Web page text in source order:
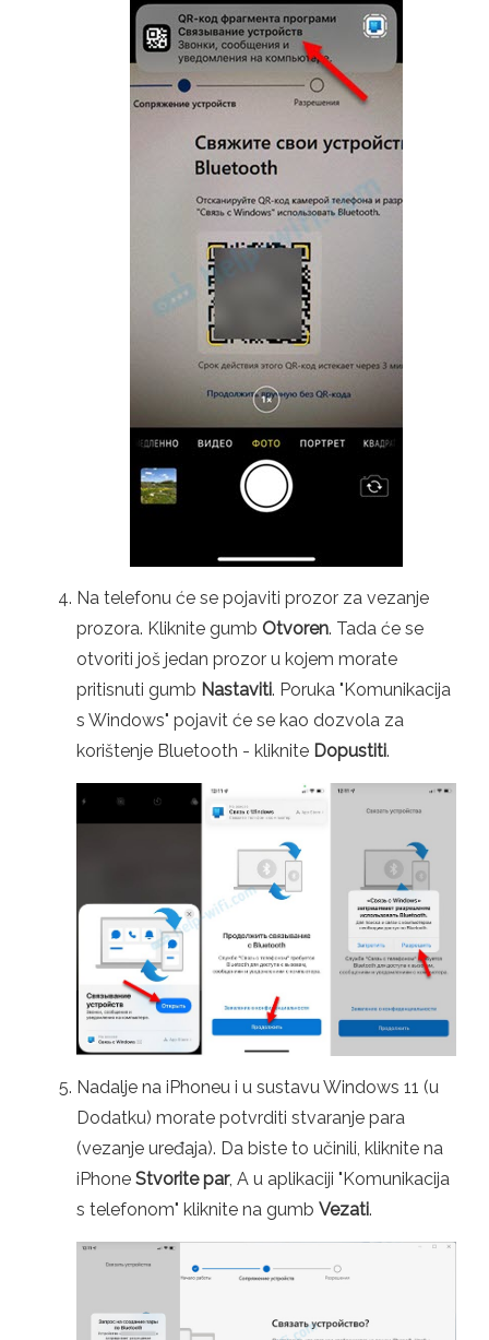
Na telefonu će se pojaviti prozor za vezanje
prozora. Kliknite gumb Otvoren. Tada će se
otvoriti još jedan prozor u kojem morate
pritisnuti gumb Nastaviti. Poruka "Komunikacija
s Windows" pojavit će se kao dozvola za
korištenje Bluetooth - kliknite Dopustiti.
Nadalje na iPhoneu i u sustavu Windows 11 (u
Dodatku) morate potvrditi stvaranje para
(vezanje uređaja). Da biste to učinili, kliknite na
iPhone Stvorite par, A u aplikaciji "Komunikacija
s telefonom" kliknite na gumb Vezati.